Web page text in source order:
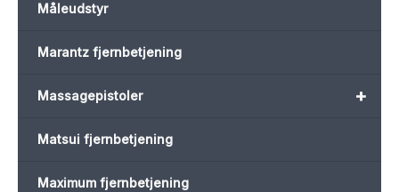
Måleudstyr
Marantz fjernbetjening
+
Massagepistoler
Matsui fjernbetjening
Maximum fjernbetjening